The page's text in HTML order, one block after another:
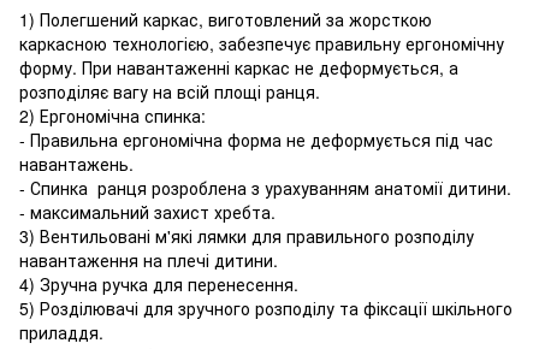
1) Полегшений каркас, виготовлений за жорсткою
каркасною технологією, забезпечує правильну ергономічну
форму. При навантаженні каркас не деформується, а
розподіляє вагу на всій площі ранця.
2) Ергономічна спинка:
- Правильна ергономічна форма не деформується під час
навантажень.
- Спинка ранця розроблена з урахуванням анатомії дитини.
- максимальний захист хребта.
3) Вентильовані м'які лямки для правильного розподілу
навантаження на плечі дитини.
4) Зручна ручка для перенесення.
5) Розділювачі для зручного розподілу та фіксації шкільного
приладдя.